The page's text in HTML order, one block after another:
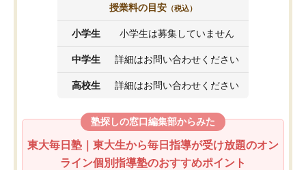
授業料の目安 （税込）
小学生 小学生は募集していません
中学生 詳細はお問い合わせください
高校生 詳細はお問い合わせください
塾探しの窓口編集部からみた
東大毎日塾｜東大生から毎日指導が受け放題のオン
ライン個別指導塾のおすすめポイント